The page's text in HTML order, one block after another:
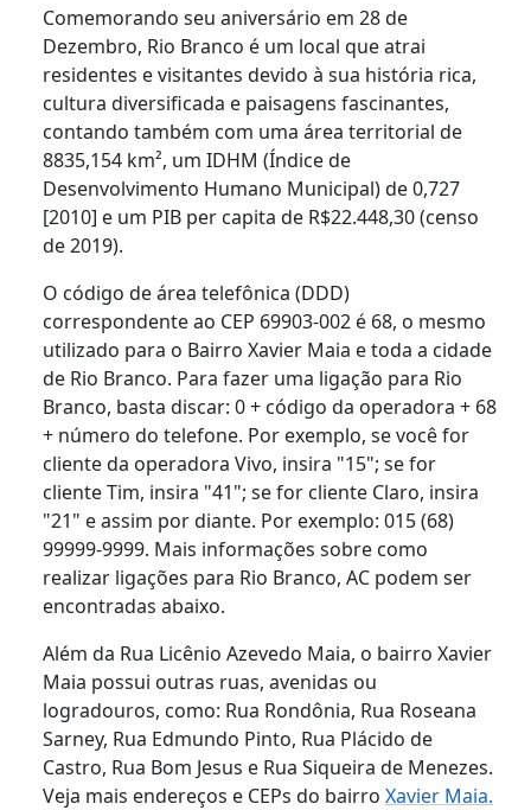
Comemorando seu aniversário em 28 de
Dezembro, Rio Branco é um local que atrai
residentes e visitantes devido à sua história rica,
cultura diversificada e paisagens fascinantes,
contando também com uma área territorial de
8835,154 km², um IDHM (Índice de
Desenvolvimento Humano Municipal) de 0,727
[2010] e um PIB per capita de R$22.448,30 (censo
de 2019).
O código de área telefônica (DDD)
correspondente ao CEP 69903-002 é 68, o mesmo
utilizado para o Bairro Xavier Maia e toda a cidade
de Rio Branco. Para fazer uma ligação para Rio
Branco, basta discar: 0 + código da operadora + 68
+ número do telefone. Por exemplo, se você for
cliente da operadora Vivo, insira "15"; se for
cliente Tim, insira "41"; se for cliente Claro, insira
"21" e assim por diante. Por exemplo: 015 (68)
99999-9999. Mais informações sobre como
realizar ligações para Rio Branco, AC podem ser
encontradas abaixo.
Além da Rua Licênio Azevedo Maia, o bairro Xavier
Maia possui outras ruas, avenidas ou
logradouros, como: Rua Rondônia, Rua Roseana
Sarney, Rua Edmundo Pinto, Rua Plácido de
Castro, Rua Bom Jesus e Rua Siqueira de Menezes.
Veja mais endereços e CEPs do bairro Xavier Maia.